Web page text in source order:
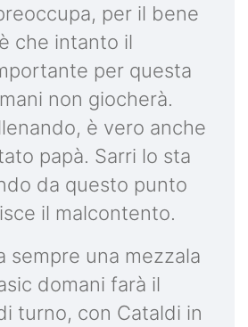
per il bene
che intanto il
per questa
non giocherà.
è vero anche
papà. Sarri lo sta
da questo punto
il malcontento.
sempre una mezzala
domani farà il
turno, con Cataldi in